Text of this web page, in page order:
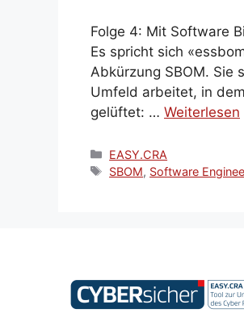
Folge 4: Mit Software
Es spricht sich
Abkürzung SBOM. Sie
Umfeld arbeitet, in
gelüftet: … Weiterlesen
Kategorien
EASY.CRA
Schlagwörter
SBOM, Software